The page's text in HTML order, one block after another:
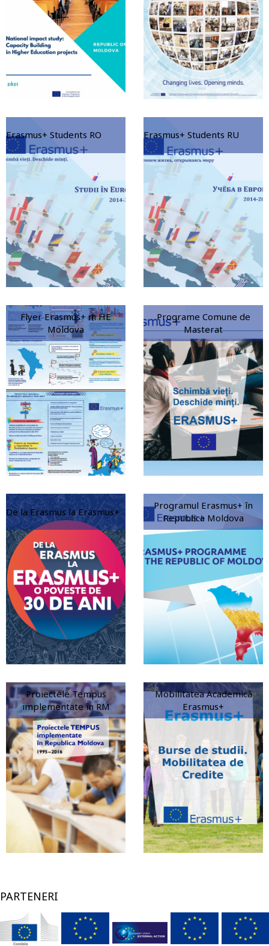
Erasmus+ Students RO Erasmus+ Students RU
Flyer Erasmus+ in HE
Moldova
Programe Comune de
Masterat
De la Erasmus la Erasmus+
Programul Erasmus+ în
Republica Moldova
Proiectele Tempus
implementate în RM
Mobilitatea Academică
Erasmus+
PARTENERI